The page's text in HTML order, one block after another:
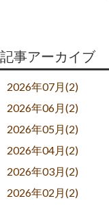
記事アーカイブ
2026年07月(2)
2026年06月(2)
2026年05月(2)
2026年04月(2)
2026年03月(2)
2026年02月(2)